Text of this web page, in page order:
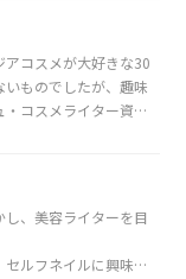
コスメが大好きな30
ものでしたが、趣味
コスメライター資格
サルティングも行っ
、美容ライターを目
ルフネイルに興味が